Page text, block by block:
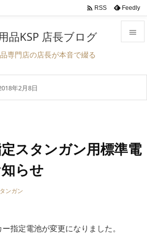


次へ

 RSS Feedly
品KSP 店長ブログ
専門店の店長が本音で綴る
年2月8日
スタンガン用標準電
らせ
ンガン
指定電池が変更になりました。